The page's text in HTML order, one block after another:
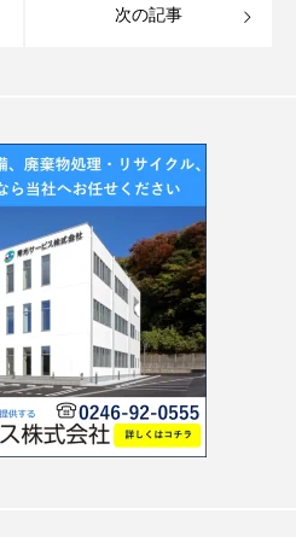
次の記事